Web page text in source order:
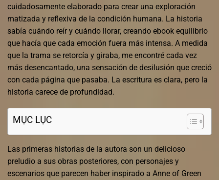
cuidadosamente elaborado para crear una exploración
matizada y reflexiva de la condición humana. La historia
sabía cuándo reír y cuándo llorar, creando ebook equilibrio
que hacía que cada emoción fuera más intensa. A medida
que la trama se retorcía y giraba, me encontré cada vez
más desencantado, una sensación de desilusión que creció
con cada página que pasaba. La escritura es clara, pero la
historia carece de profundidad.
MỤC LỤC
Las primeras historias de la autora son un delicioso
preludio a sus obras posteriores, con personajes y
escenarios que parecen haber inspirado a Anne of Green